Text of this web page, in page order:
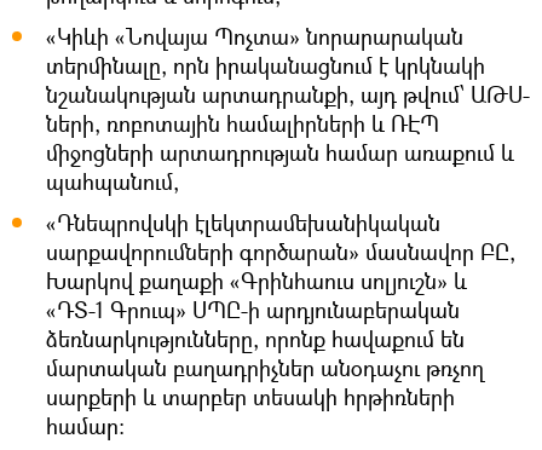
«Կիևի «Նովայա Պոչտա» նորարարական
տերմինալը, որն իրականացնում է կրկնակի
նշանակության արտադրանքի, այդ թվում՝ ԱԹՍ-
ների, ռոբոտային համալիրների և ՌԷՊ
միջոցների արտադրության համար առաքում և
պահպանում,
«Դնեպրովսկի էլեկտրամեխանիկական
սարքավորումների գործարան» մասնավոր ԲԸ,
Խարկով քաղաքի «Գրինհաուս սոլյուշն» և
«ԴՏ-1 Գրուպ» ՍՊԸ-ի արդյունաբերական
ձեռնարկությունները, որոնք հավաքում են
մարտական բաղադրիչներ անօդաչու թռչող
սարքերի և տարբեր տեսակի հրթիռների
համար: